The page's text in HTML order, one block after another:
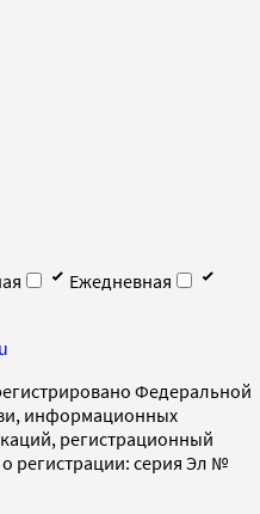
Ежедневная
Федеральной
информационных
регистрационный
регистрации: серия Эл №